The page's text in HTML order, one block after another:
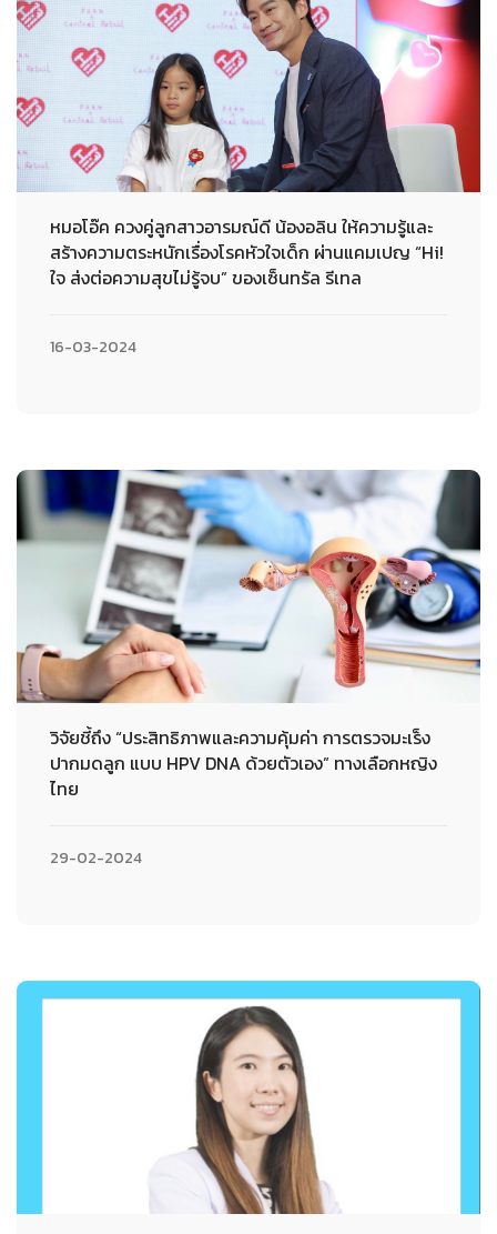
หมอโอ๊ค ควงคู่ลูกสาวอารมณ์ดี น้องอลิน ให้ความรู้และ
สร้างความตระหนักเรื่องโรคหัวใจเด็ก ผ่านแคมเปญ “Hi!
ใจ ส่งต่อความสุขไม่รู้จบ” ของเซ็นทรัล รีเทล
16-03-2024
วิจัยชี้ถึง “ประสิทธิภาพและความคุ้มค่า การตรวจมะเร็ง
ปากมดลูก แบบ HPV DNA ด้วยตัวเอง” ทางเลือกหญิง
ไทย
29-02-2024